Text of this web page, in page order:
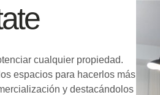
cualquier propiedad.
espacios para hacerlos más
y destacándolos